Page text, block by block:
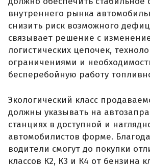
внутреннего рынка
снизить риск возможного
связывает решение с
логистических цепочек,
ограничениями и
бесперебойную работу
Экологический класс
должны указывать на
станциях в доступной и
автомобилистов форме.
водители смогут до покупки
классов К2, К3 и К4 от бензина